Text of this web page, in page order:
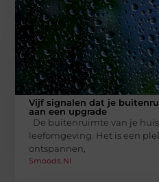
Vijf signalen dat je
aan een upgrade
De buitenruimte van je
leefomgeving. Het is een
ontspannen,
Smoods.nl